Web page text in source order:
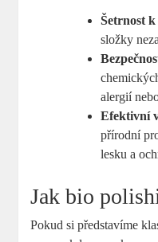
Šetrnost
složky
alergií
Efektivní
přírodní
lesku a
Jak bio
Pokud si představíme